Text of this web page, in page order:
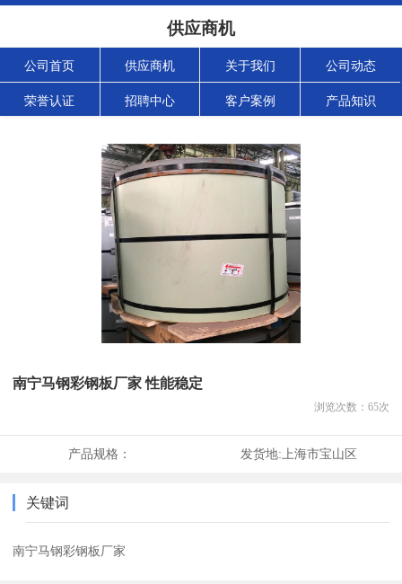
供应商机
公司首页 供应商机 关于我们 公司动态
荣誉认证 招聘中心 客户案例 产品知识
南宁马钢彩钢板厂家 性能稳定
浏览次数： 65次
产品规格： 发货地: 上海市宝山区
关键词
南宁马钢彩钢板厂家